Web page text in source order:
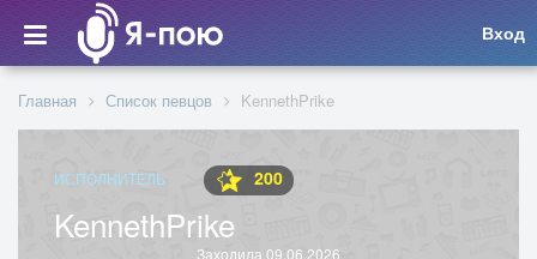
Вход
Главная Список певцов KennethPrike
ИСПОЛНИТЕЛЬ 200
KennethPrike
Заходила 09.06.2026